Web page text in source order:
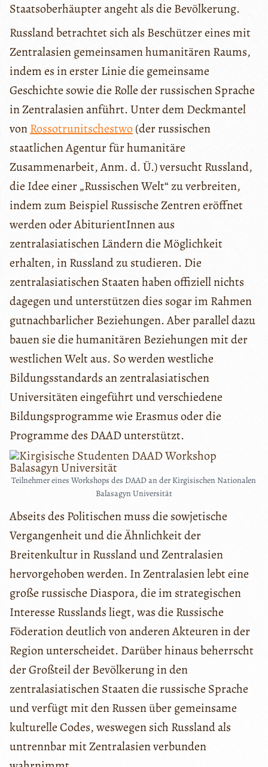
Staatsoberhäupter angeht als die Bevölkerung.
Russland betrachtet sich als Beschützer eines mit
Zentralasien gemeinsamen humanitären Raums,
indem es in erster Linie die gemeinsame
Geschichte sowie die Rolle der russischen Sprache
in Zentralasien anführt. Unter dem Deckmantel
vonRossotrunitschestwo(der russischen
staatlichen Agentur für humanitäre
Zusammenarbeit, Anm. d. Ü.) versucht Russland,
die Idee einer „Russischen Welt“ zu verbreiten,
indem zum Beispiel Russische Zentren eröffnet
werden oder AbiturientInnen aus
zentralasiatischen Ländern die Möglichkeit
erhalten, in Russland zu studieren. Die
zentralasiatischen Staaten haben offiziell nichts
dagegen und unterstützen dies sogar im Rahmen
gutnachbarlicher Beziehungen. Aber parallel dazu
bauen sie die humanitären Beziehungen mit der
westlichen Welt aus. So werden westliche
Bildungsstandards an zentralasiatischen
Universitäten eingeführt und verschiedene
Bildungsprogramme wie Erasmus oder die
Programme des DAAD unterstützt.
Teilnehmer eines Workshops des DAAD an der Kirgisischen Nationalen
Balasagyn Universität
Abseits des Politischen muss die sowjetische
Vergangenheit und die Ähnlichkeit der
Breitenkultur in Russland und Zentralasien
hervorgehoben werden. In Zentralasien lebt eine
große russische Diaspora, die im strategischen
Interesse Russlands liegt, was die Russische
Föderation deutlich von anderen Akteuren in der
Region unterscheidet. Darüber hinaus beherrscht
der Großteil der Bevölkerung in den
zentralasiatischen Staaten die russische Sprache
und verfügt mit den Russen über gemeinsame
kulturelle Codes, weswegen sich Russland als
untrennbar mit Zentralasien verbunden